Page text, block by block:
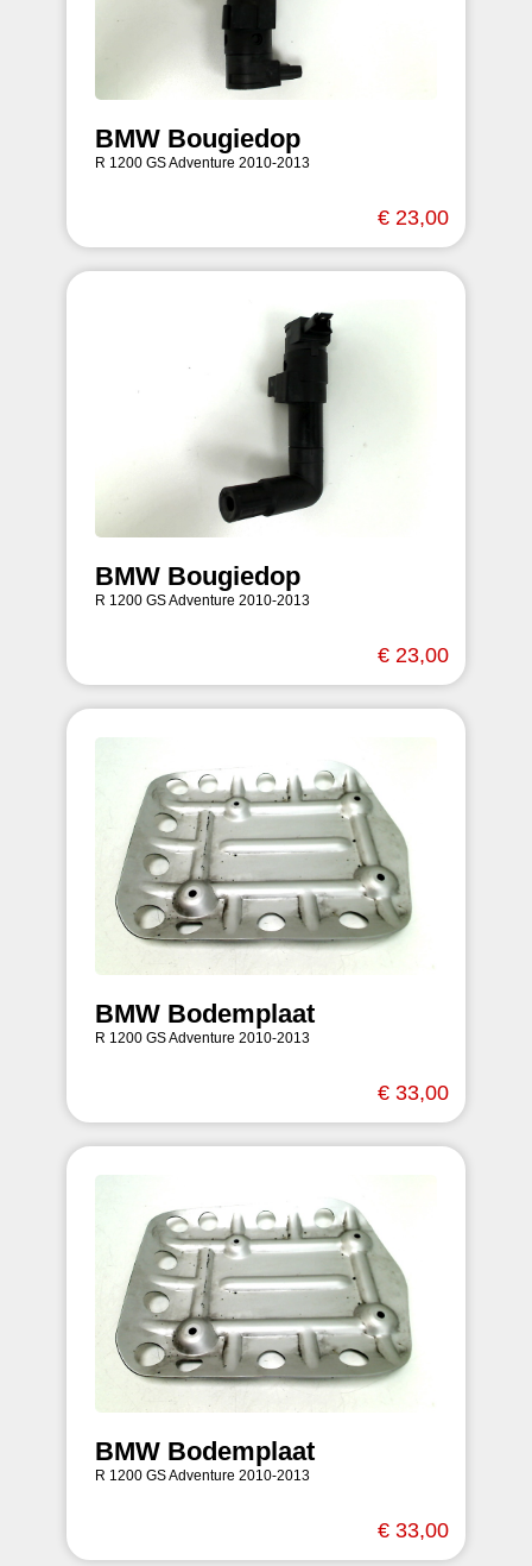
BMW Bougiedop
R 1200 GS Adventure 2010-2013
€ 23,00
BMW Bougiedop
R 1200 GS Adventure 2010-2013
€ 23,00
BMW Bodemplaat
R 1200 GS Adventure 2010-2013
€ 33,00
BMW Bodemplaat
R 1200 GS Adventure 2010-2013
€ 33,00